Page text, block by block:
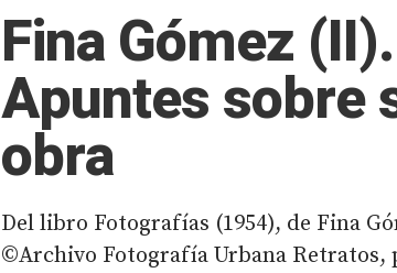
Fina Gómez (II).
Apuntes sobre
obra
Del libro Fotografías (1954), de Fina
©Archivo Fotografía Urbana Retratos,